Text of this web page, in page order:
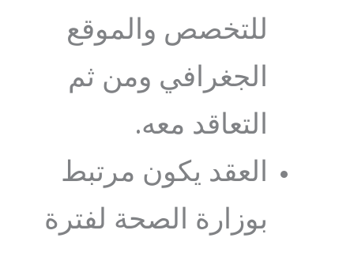
للتخصص والموقع
الجغرافي ومن ثم
التعاقد معه.
العقد يكون مرتبط
بوزارة الصحة لفترة